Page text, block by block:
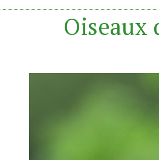
Oiseaux